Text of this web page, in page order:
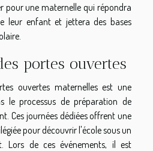
pour une maternelle qui répondra
leur enfant et jettera des bases
portes ouvertes
ouvertes maternelles est une
le processus de préparation de
Ces journées dédiées offrent une
pour découvrir l'école sous un
Lors de ces événements, il est